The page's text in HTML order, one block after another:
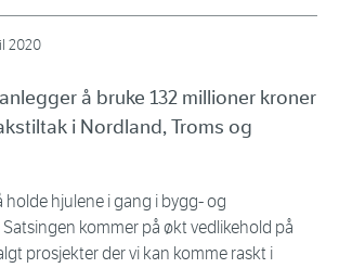
2020
å bruke 132 millioner kroner
i Nordland, Troms og
holde hjulene i gang i bygg- og
kommer på økt vedlikehold på
prosjekter der vi kan komme raskt i